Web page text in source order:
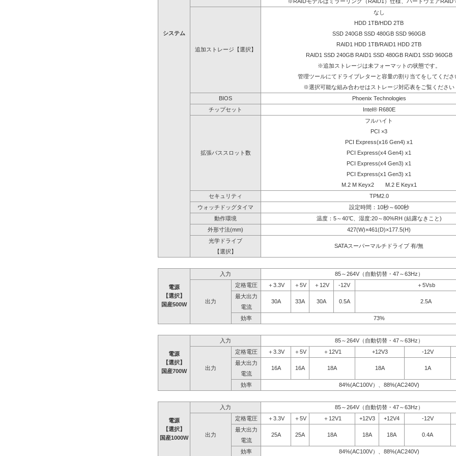
システム
追加ストレージ【選択】
なし
HDD 1TB/HDD 2TB
SSD 240GB SSD 480GB SSD 960GB
RAID1 HDD 1TB/RAID1 HDD 2TB
RAID1 SSD 240GB RAID1 SSD 480GB RAID1 SSD 960GB
※追加ストレージは未フォーマットの状態です。
管理ツールにてドライブレターと容量の割り当てをしてくださ
※選択可能な組み合わせはストレージ対応表をご覧ください
BIOS
Phoenix Technologies
チップセット
Intel® R680E
拡張バススロット数
フルハイト
PCI ×3
PCI Express(x16 Gen4) x1
PCI Express(x4 Gen4) x1
PCI Express(x4 Gen3) x1
PCI Express(x1 Gen3) x1
M.2 M Keyx2 M.2 E Keyx1
セキュリティ
TPM2.0
ウォッチドッグタイマ
設定時間：10秒～600秒
動作環境
温度：5～40℃、湿度:20～80%RH (結露なきこと)
外形寸法(mm)
427(W)×461(D)×177.5(H)
光学ドライブ
SATAスーパーマルチドライブ 有/無
【選択】
電源
【選択】
国産500W
入力 85～264V（自動切替・47～63Hz）
出力
定格電圧 ＋3.3V ＋5V ＋12V -12V
＋5Vsb
最大出力
30A
33A 30A 0.5A
2.5A
電流
効率
73%
電源
【選択】
国産700W
入力 85～264V（自動切替・47～63Hz）
出力
定格電圧 ＋3.3V ＋5V ＋12V1 +12V3 -12V
最大出力
16A
16A 18A 18A 1A
電流
効率
84%(AC100V）、88%(AC240V)
電源
【選択】
国産1000W
入力 85～264V（自動切替・47～63Hz）
出力
定格電圧 ＋3.3V ＋5V ＋12V1 +12V3 +12V4 -12V
最大出力
25A
25A 18A 18A 18A 0.4A
電流
効率
84%(AC100V）、88%(AC240V)